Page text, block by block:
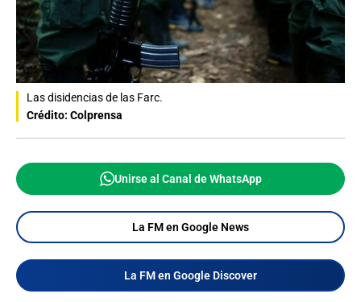
Las disidencias de las Farc.
Crédito: Colprensa
Unirse al Canal de WhatsApp
La FM en Google News
La FM en Google Discover